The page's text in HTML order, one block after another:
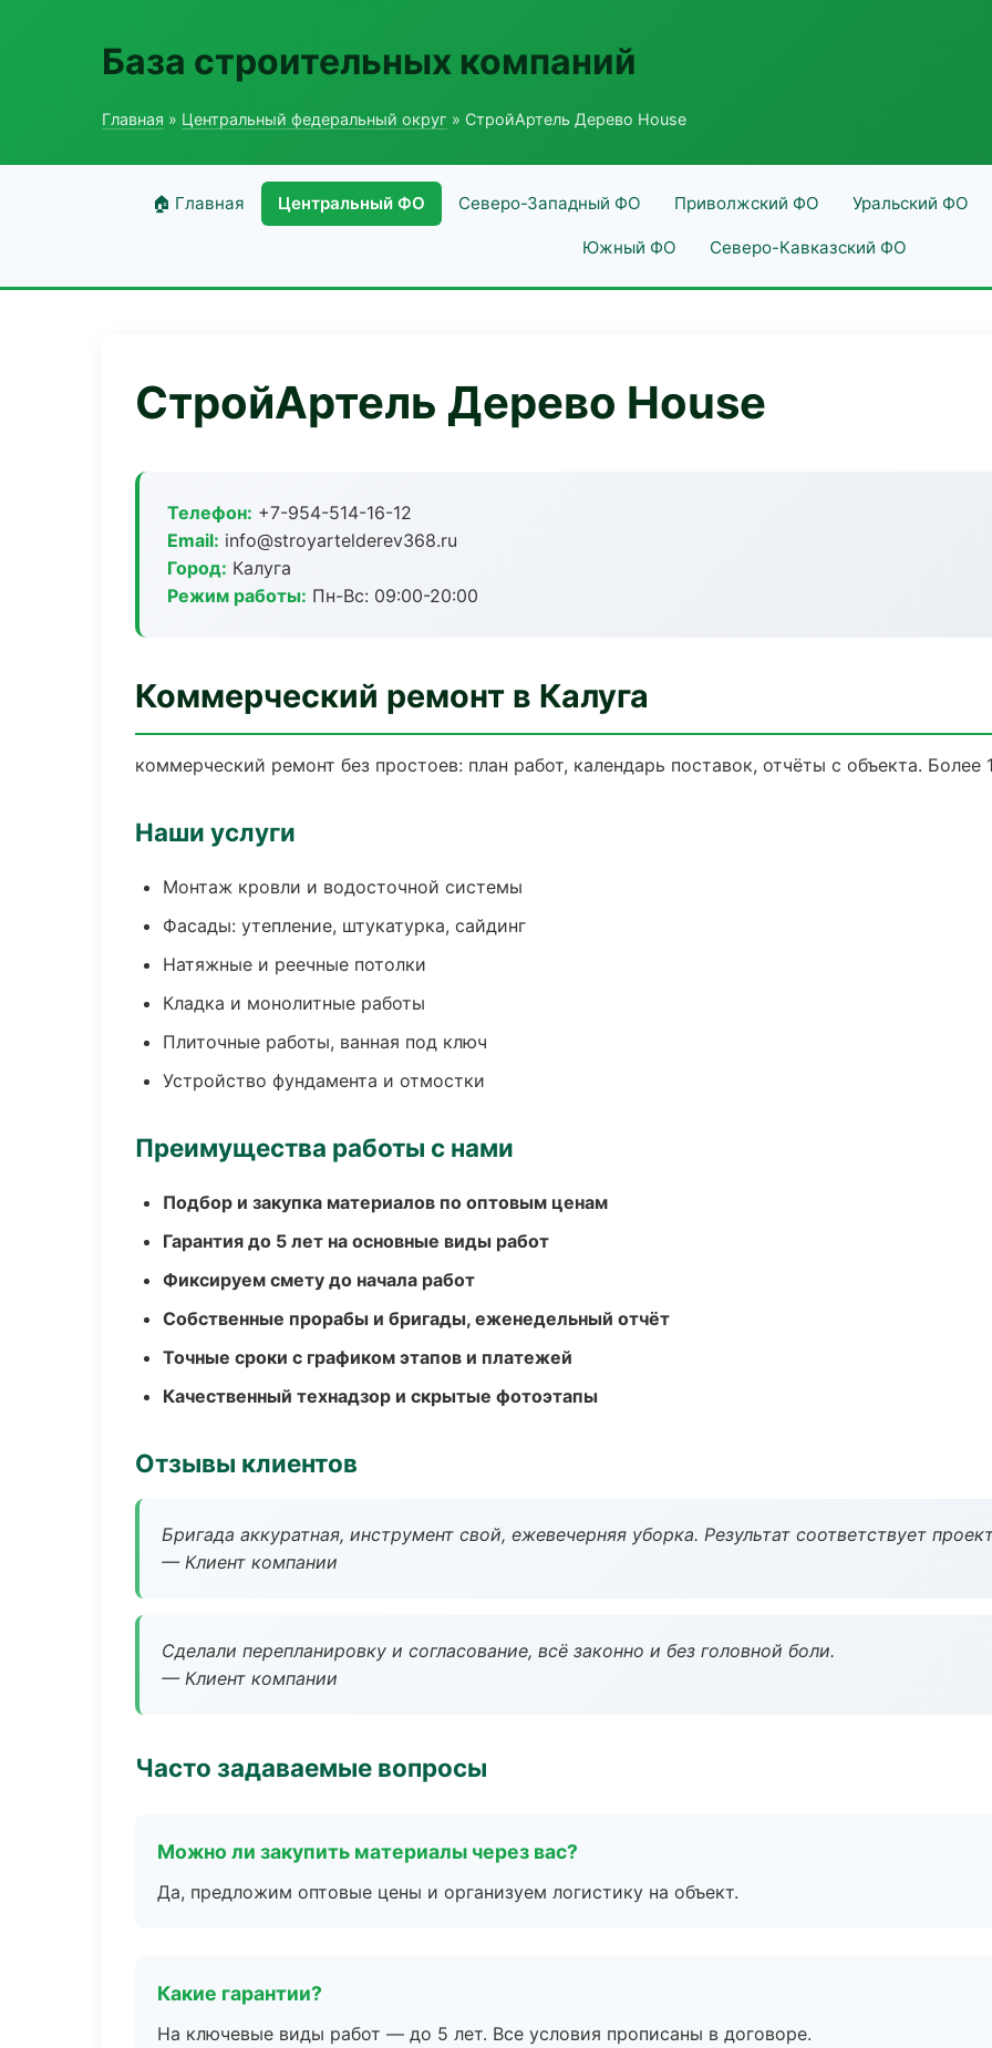
База строительных компаний
Главная » Центральный федеральный округ » СтройАртель Дерево House
🏠 Главная Центральный ФО Северо-Западный ФО Приволжский ФО Уральский ФО
Южный ФО Северо-Кавказский ФО
СтройАртель Дерево House
Телефон: +7-954-514-16-12
Email: info@stroyartelderev368.ru
Город: Калуга
Режим работы: Пн-Вс: 09:00-20:00
Коммерческий ремонт в Калуга
коммерческий ремонт без простоев: план работ, календарь поставок, отчёты с объекта. Более
Наши услуги
Монтаж кровли и водосточной системы
Фасады: утепление, штукатурка, сайдинг
Натяжные и реечные потолки
Кладка и монолитные работы
Плиточные работы, ванная под ключ
Устройство фундамента и отмостки
Преимущества работы с нами
Подбор и закупка материалов по оптовым ценам
Гарантия до 5 лет на основные виды работ
Фиксируем смету до начала работ
Собственные прорабы и бригады, еженедельный отчёт
Точные сроки с графиком этапов и платежей
Качественный технадзор и скрытые фотоэтапы
Отзывы клиентов
Бригада аккуратная, инструмент свой, ежевечерняя уборка. Результат соответствует
— Клиент компании
Сделали перепланировку и согласование, всё законно и без головной боли.
— Клиент компании
Часто задаваемые вопросы
Можно ли закупить материалы через вас?
Да, предложим оптовые цены и организуем логистику на объект.
Какие гарантии?
На ключевые виды работ — до 5 лет. Все условия прописаны в договоре.